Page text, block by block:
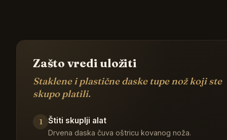
Zašto vredi uložiti
Staklene i plastične daske tupe nož koji ste
skupo platili.
1 Štiti skuplji alat
Drvena daska čuva oštricu kovanog noža.